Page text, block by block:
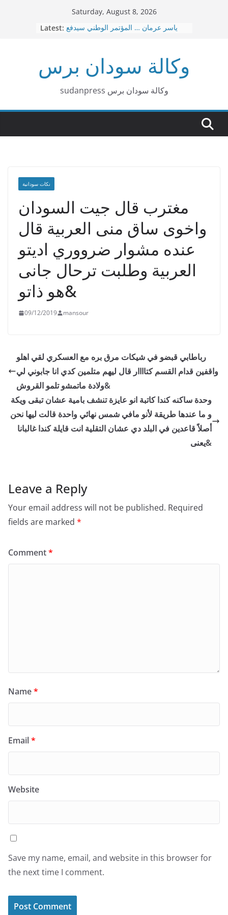
Saturday, August 8, 2026
Latest: ياسر عرمان … المؤتمر الوطني سيدفع
عاجل … نقل العاصمة الإدارية من
بورتسودان الي عطبرة
د. امين حسن عمر – الإسلاميون … لا توجد
صفقات
السوداني
وكالة سودان برس
sudanpress وكالة سودان برس
نكات سودانية
مغترب قال جيت السودان
واخوى ساق منى العربية قال
عنده مشوار ضرووري اديتو
العربية وطلبت ترحال جانى
هو ذاتو&
09/12/2019 mansour
رباﻃﺎﺑﻲ ﻗﺒﻀﻮ ﻓﻲ ﺷﻴﻜﺎﺕ ﻣﺮﻕ ﺑﺮﻩ ﻣﻊ ﺍﻟﻌﺴﻜﺮﻱ ﻟﻘﻲ ﺍﻫﻠﻮ
ﻭﺍﻗﻔﻴﻦ ﻗﺪﺍﻡ ﺍﻟﻘﺴﻢ ﻛﺘﺎااار ﻗﺎﻝ ﻟﻴﻬﻢ ﻣﺘﻠﻤﻴﻦ ﻛﺪﻱ ﺍﻧﺎ ﺟﺎﺑﻮﻧﻲ ﻟﻲ
ﻭﻻﺩﺓ ﻣﺎﺗﻤﺸو تلمو القروش&
وحدة ساكنه كندا كاتبة انو عايزة تنشف بامية عشان تبقى ويكة
و ما عندها طريقة لأنو مافي شمس نهائي واحدة قالت ليها نحن
أصلاً قاعدين في البلد دي عشان التقلية انت قايلة كندا غالبانا
يعنى&
Leave a Reply
Your email address will not be published. Required
fields are marked *
Comment*
Name*
Email*
Website
Save my name, email, and website in this browser for
the next time I comment.